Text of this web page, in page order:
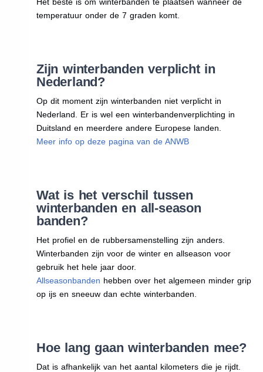
temperatuur onder de 7 graden komt.
Zijn winterbanden verplicht in
Nederland?
Op dit moment zijn winterbanden niet verplicht in
Nederland. Er is wel een winterbandenverplichting in
Duitsland en meerdere andere Europese landen.
Meer info op deze pagina van de ANWB
Wat is het verschil tussen
winterbanden en all-season
banden?
Het profiel en de rubbersamenstelling zijn anders.
Winterbanden zijn voor de winter en allseason voor
gebruik het hele jaar door.
Allseasonbanden hebben over het algemeen minder grip
op ijs en sneeuw dan echte winterbanden.
Hoe lang gaan winterbanden mee?
Dat is afhankelijk van het aantal kilometers die je rijdt.